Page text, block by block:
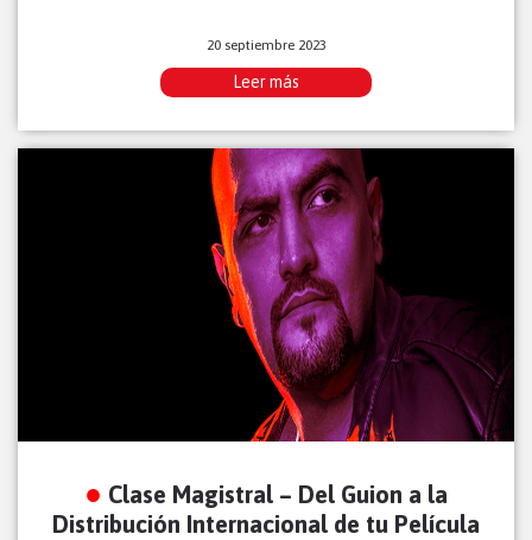
20 septiembre 2023
Leer más
Clase Magistral – Del Guion a la
Distribución Internacional de tu Película